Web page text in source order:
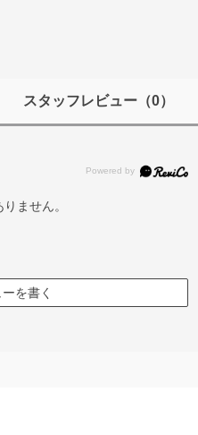
スタッフレビュー（0）
ません。
を書く